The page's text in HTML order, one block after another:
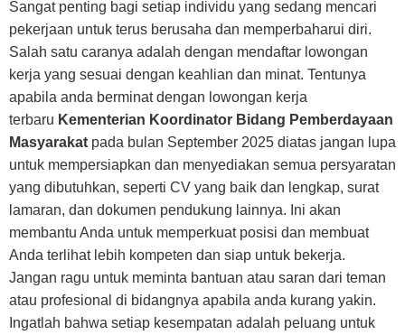
Sangat penting bagi setiap individu yang sedang mencari
pekerjaan untuk terus berusaha dan memperbaharui diri.
Salah satu caranya adalah dengan mendaftar lowongan
kerja yang sesuai dengan keahlian dan minat. Tentunya
apabila anda berminat dengan lowongan kerja
terbaru Kementerian Koordinator Bidang Pemberdayaan
Masyarakat pada bulan September 2025 diatas jangan lupa
untuk mempersiapkan dan menyediakan semua persyaratan
yang dibutuhkan, seperti CV yang baik dan lengkap, surat
lamaran, dan dokumen pendukung lainnya. Ini akan
membantu Anda untuk memperkuat posisi dan membuat
Anda terlihat lebih kompeten dan siap untuk bekerja.
Jangan ragu untuk meminta bantuan atau saran dari teman
atau profesional di bidangnya apabila anda kurang yakin.
Ingatlah bahwa setiap kesempatan adalah peluang untuk